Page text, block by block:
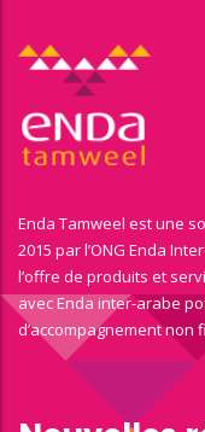
Enda Tamweel est une
2015 par l’ONG Enda
l’offre de produits et
avec Enda inter-arabe
d’accompagnement non